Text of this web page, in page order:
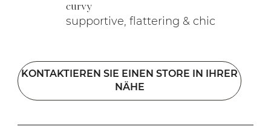
curvy
supportive, flattering & chic
KONTAKTIEREN SIE EINEN STORE IN IHRER
NÄHE